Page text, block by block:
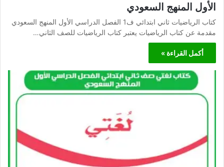
الأول المنهج السعودي
كتاب الرياضيات ثاني ابتدائي ف1 الفصل الدراسي الأول المنهج السعودي
مقدمة عن كتاب الرياضيات يعتبر كتاب الرياضيات للصف الثاني…
أكمل القراءة »